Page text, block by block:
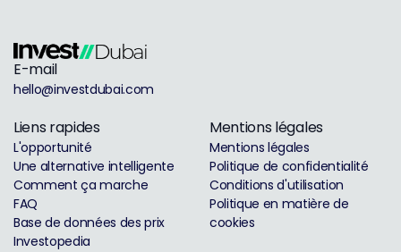
E-mail
hello@investdubai.com
Liens rapides
L'opportunité
Une alternative intelligente
Comment ça marche
FAQ
Base de données des prix
Investopedia
Mentions légales
Mentions légales
Politique de confidentialité
Conditions d'utilisation
Politique en matière de
cookies